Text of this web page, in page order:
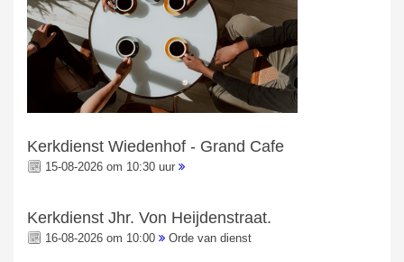
Kerkdienst Wiedenhof - Grand Cafe
15-08-2026 om 10:30 uur
Kerkdienst Jhr. Von Heijdenstraat.
16-08-2026 om 10:00 Orde van dienst